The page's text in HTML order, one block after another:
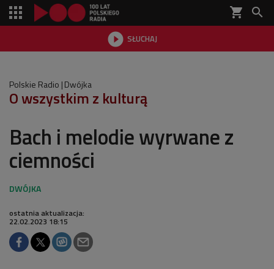
shopping_cart 
 SŁUCHAJ

Polskie Radio Dwójka
O wszystkim z kulturą
Bach i melodie wyrwane z
ciemności
ostatnia aktualizacja:
22.02.2023 18:15